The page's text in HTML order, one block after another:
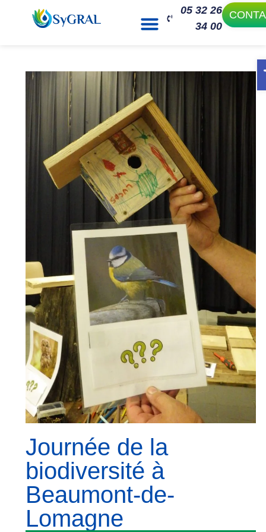
05 32 26
34 00
Journée de la
biodiversité à
Beaumont-de-
Lomagne